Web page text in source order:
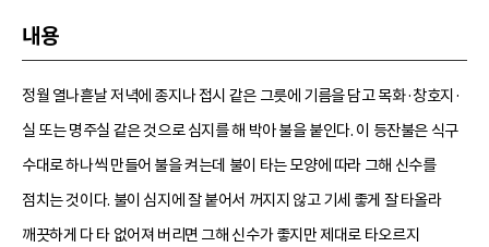
내용
정월 열나흗날 저녁에 종지나 접시 같은 그릇에 기름을 담고 목화·창호지·
실 또는 명주실 같은 것으로 심지를 해 박아 불을 붙인다. 이 등잔불은 식구
수대로 하나씩 만들어 불을 켜는데 불이 타는 모양에 따라 그해 신수를
점치는 것이다. 불이 심지에 잘 붙어서 꺼지지 않고 기세 좋게 잘 타올라
깨끗하게 다 타 없어져 버리면 그해 신수가 좋지만 제대로 타오르지